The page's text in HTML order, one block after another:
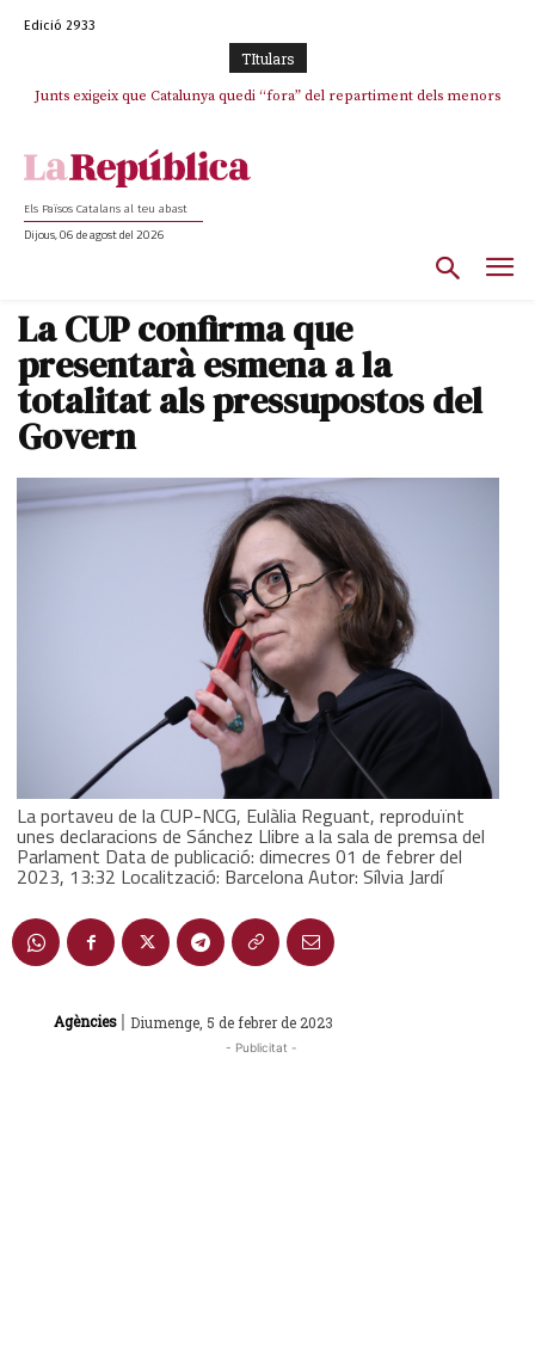
Edició 2933
TItulars
Junts exigeix que Catalunya quedi “fora” del repartiment dels menors
Junqueras demana a l’Estat que assumeixi “responsabilitats” pel “drama
Els Països Catalans al teu abast
Dijous, 06 de agost del 2026
La CUP confirma que
presentarà esmena a la
totalitat als pressupostos del
Govern
La portaveu de la CUP-NCG, Eulàlia Reguant, reproduïnt
unes declaracions de Sánchez Llibre a la sala de premsa del
Parlament Data de publicació: dimecres 01 de febrer del
2023, 13:32 Localització: Barcelona Autor: Sílvia Jardí
Agències | Diumenge, 5 de febrer de 2023
- Publicitat -